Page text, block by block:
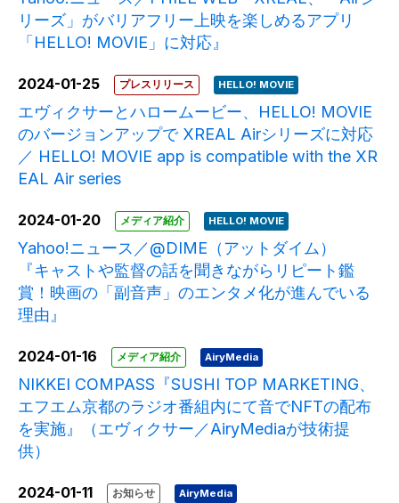
リーズ」がバリアフリー上映を楽しめるアプリ
「HELLO! MOVIE」に対応』
2024-01-25 プレスリリース HELLO! MOVIE
エヴィクサーとハロームービー、HELLO! MOVIE
のバージョンアップで XREAL Airシリーズに対応
／ HELLO! MOVIE app is compatible with the XR
EAL Air series
2024-01-20 メディア紹介 HELLO! MOVIE
Yahoo!ニュース／@DIME（アットダイム）
『キャストや監督の話を聞きながらリピート鑑
賞！映画の「副音声」のエンタメ化が進んでいる
理由』
2024-01-16 メディア紹介 AiryMedia
NIKKEI COMPASS『SUSHI TOP MARKETING、
エフエム京都のラジオ番組内にて音でNFTの配布
を実施』（エヴィクサー／AiryMediaが技術提
供）
2024-01-11 お知らせ AiryMedia